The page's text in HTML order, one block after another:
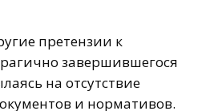
претензии к
завершившегося
на отсутствие
и нормативов.